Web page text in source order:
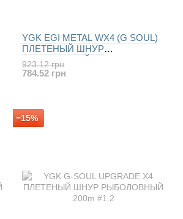
YGK EGI METAL WX4 (G SOUL)
ПЛЕТЕНЫЙ ШНУР
РЫБОЛОВНЫЙ 150m
923.12 грн
784.52 грн
−15%